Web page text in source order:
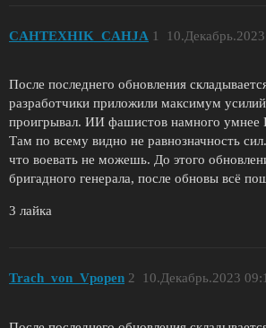
CAHTEXHIK_CAHJA 1
После последнего обновления
разработчики приложили максимум
проигрывал. ИИ фашистов намного
Там по всему видно не равнозначность
что воевать не можешь. До этого
бригадного генерала, после обновы всё
3 лайка
Trach_von_Vpopen 10.Декабрь.2023
2